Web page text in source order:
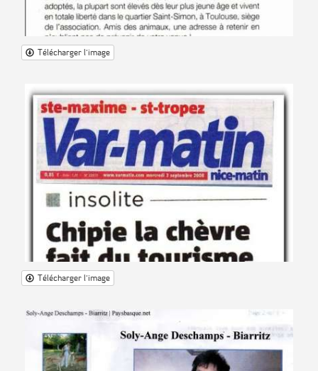
Télécharger l'image
Télécharger l'image